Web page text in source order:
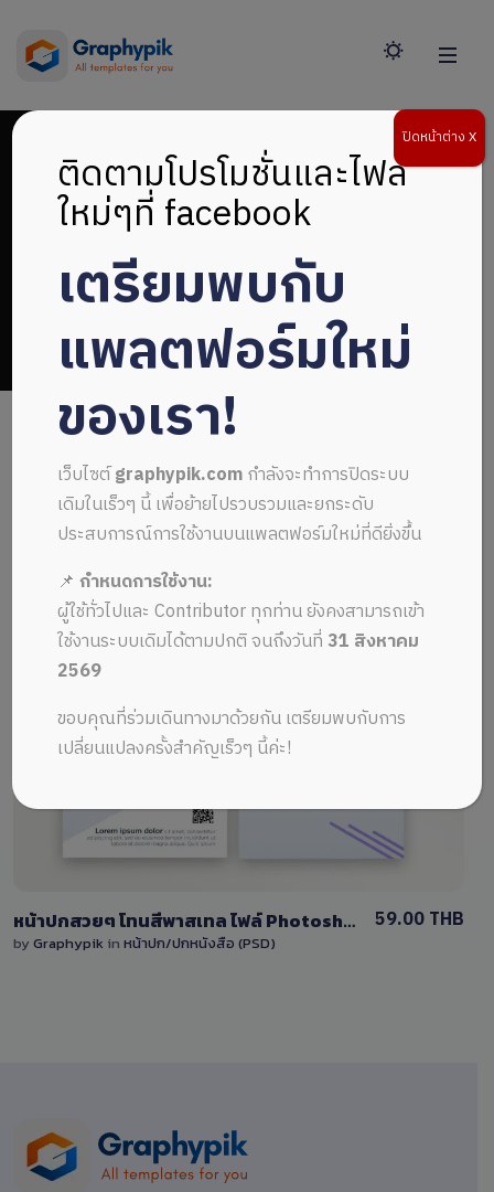
หน้าปกไฟล์ Photoshop
ALL MUSIC FROM หน้าปกไฟล์
Photoshop
View Details
2 Sales
หน้าปกสวยๆ โทนสีพาสเทล ไฟล์ Photoshop แก้ไขได้
by Graphypik in หน้าปก/ปกหนังสือ (PSD)
59.00 THB
ติดตามโปรโมชั่นและไฟล์
ใหม่ๆที่ facebook
เตรียมพบกับ
แพลตฟอร์มใหม่
ของเรา!
เว็บไซต์graphypik.comกำลังจะทำการปิดระบบ
เดิมในเร็วๆ นี้ เพื่อย้ายไปรวบรวมและยกระดับ
ประสบการณ์การใช้งานบนแพลตฟอร์มใหม่ที่ดียิ่งขึ้น
📌กำหนดการใช้งาน:
ผู้ใช้ทั่วไปและ Contributor ทุกท่าน ยังคงสามารถเข้า
ใช้งานระบบเดิมได้ตามปกติ จนถึงวันที่ 31 สิงหาคม
2569
ขอบคุณที่ร่วมเดินทางมาด้วยกัน เตรียมพบกับการ
เปลี่ยนแปลงครั้งสำคัญเร็วๆ นี้ค่ะ!
ปิดหน้าต่าง X